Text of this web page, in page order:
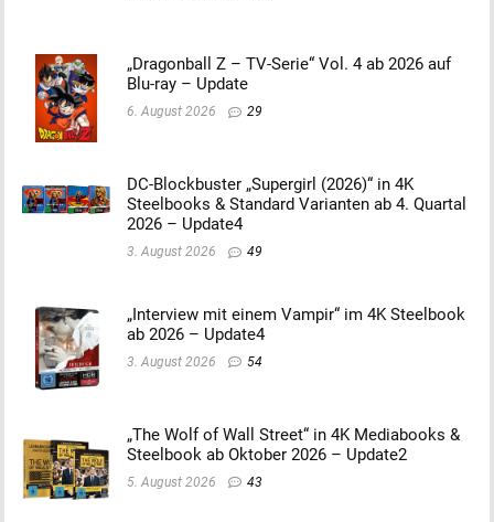
„Dragonball Z – TV-Serie“ Vol. 4 ab 2026 auf
Blu-ray – Update
6. August 2026 29
DC-Blockbuster „Supergirl (2026)“ in 4K
Steelbooks & Standard Varianten ab 4. Quartal
2026 – Update4
3. August 2026 49
„Interview mit einem Vampir“ im 4K Steelbook
ab 2026 – Update4
3. August 2026 54
„The Wolf of Wall Street“ in 4K Mediabooks &
Steelbook ab Oktober 2026 – Update2
5. August 2026 43